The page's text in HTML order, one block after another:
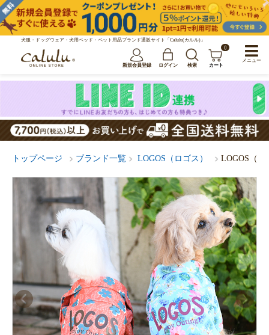
犬服・ドッグウェア・犬用ベッド・ペット用品ブランド通販サイト「Calulu(カルル)」
新規会員登録 ログイン 検索
0
カート
トップページ ブランド一覧 LOGOS（ロゴス） LOGOS（
メニュー